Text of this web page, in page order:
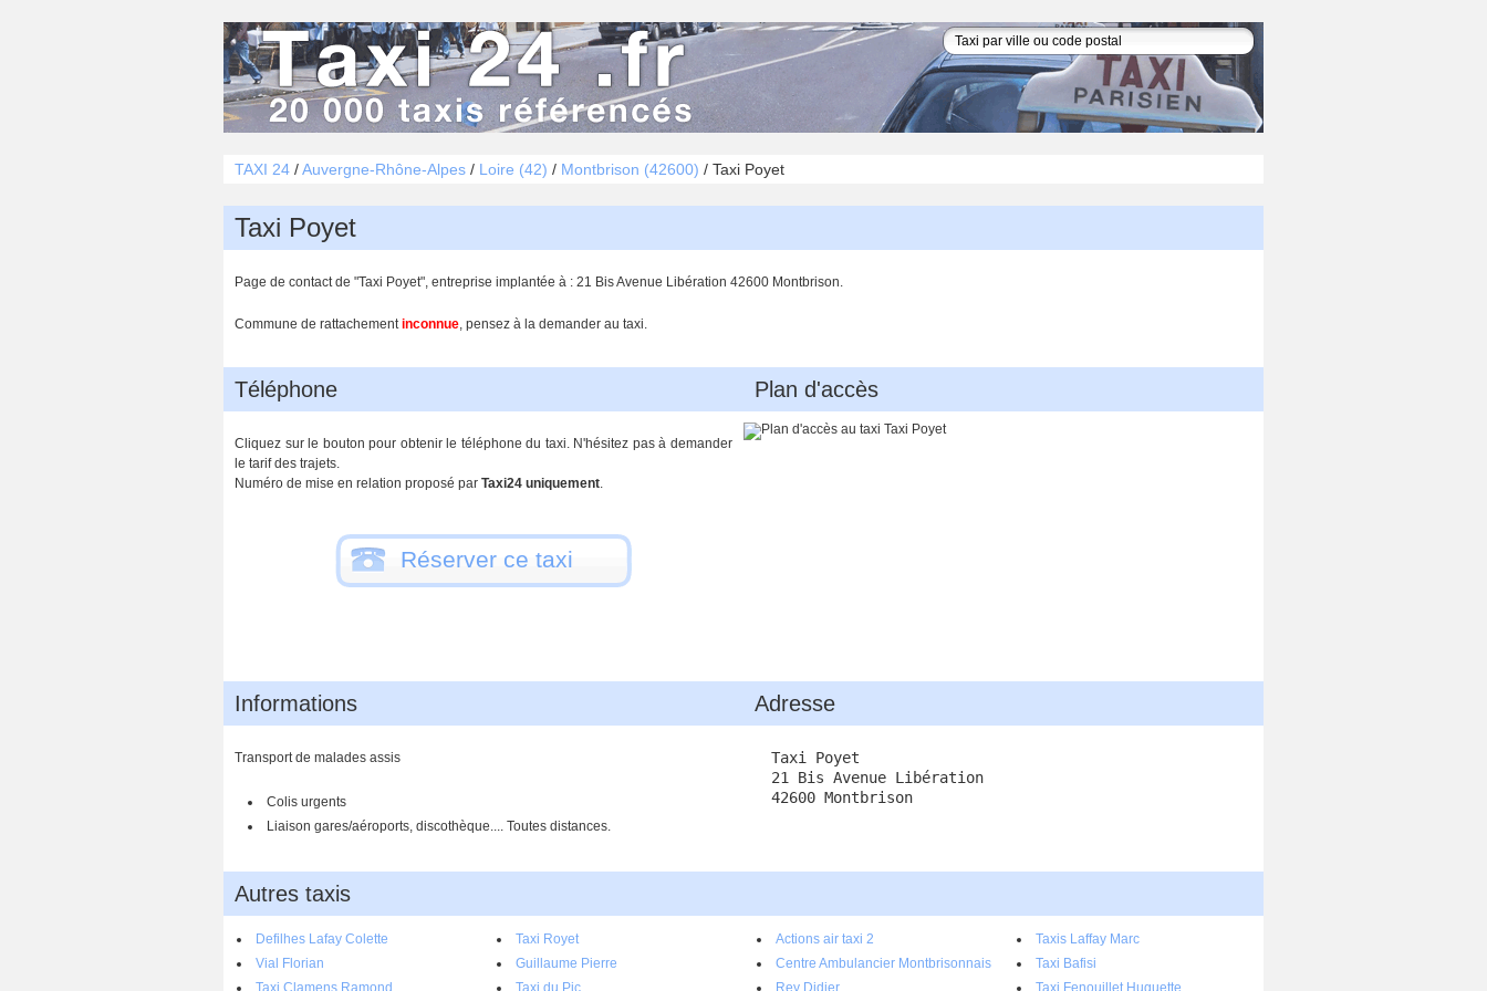
TAXI 24 /Auvergne-Rhône-Alpes / Loire (42) / Montbrison (42600) / Taxi Poyet
Taxi Poyet
Page de contact de "Taxi Poyet", entreprise implantée à : 21 Bis Avenue Libération 42600 Montbrison.
Commune de rattachementinconnue, pensez à la demander au taxi.
Téléphone
Cliquez sur le bouton pour obtenir le téléphone du taxi. N'hésitez pas à demander
le tarif des trajets.
Numéro de mise en relation proposé par Taxi24 uniquement.
Réserver ce taxi
Plan d'accès
Informations
Transport de malades assis
Colis urgents
Liaison gares/aéroports, discothèque.... Toutes distances.
Adresse
Taxi Poyet
21 Bis Avenue Libération
42600 Montbrison
Autres taxis
Defilhes Lafay Colette Taxi Royet Actions air taxi 2
Taxis Laffay Marc
Vial Florian
Guillaume Pierre Centre Ambulancier Montbrisonnais
Taxi Bafisi
Taxi Clamens Ramond
Taxi du Pic Rey Didier Taxi Fenouillet Huguette